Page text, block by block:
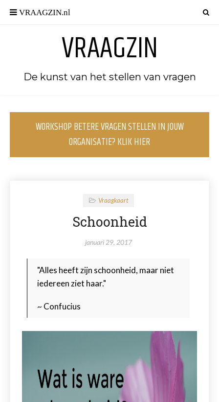
VRAAGZIN
De kunst van het stellen van vragen
WORKSHOP BETERE VRAGEN STELLEN IN JOUW
ORGANISATIE? KLIK HIER
Vraagkaart
Schoonheid
januari 29, 2017
"Alles heeft zijn schoonheid, maar niet
iedereen ziet haar."
~ Confucius